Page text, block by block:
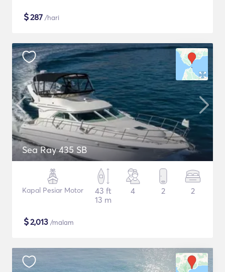
$287 /hari
Sea Ray 435 SB
Kapal Pesiar Motor
43 ft
13 m
4 2 2
$2,013 /malam